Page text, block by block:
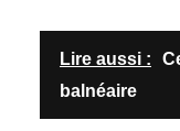
Lire aussi :
balnéaire